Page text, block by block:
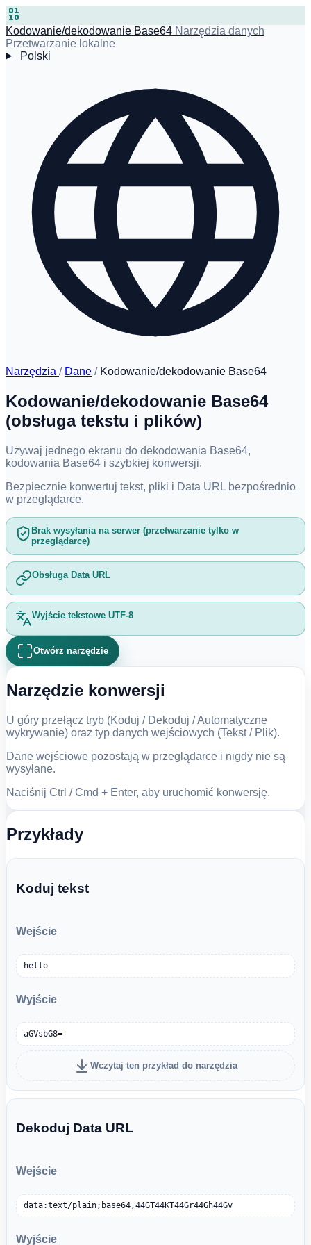
Kodowanie/dekodowanie Base64 Narzędzia danych
Przetwarzanie lokalne
Polski
Narzędzia / Dane / Kodowanie/dekodowanie Base64
Kodowanie/dekodowanie Base64
(obsługa tekstu i plików)
Używaj jednego ekranu do dekodowania Base64,
kodowania Base64 i szybkiej konwersji.
Bezpiecznie konwertuj tekst, pliki i Data URL bezpośrednio
w przeglądarce.
Brak wysyłania na serwer (przetwarzanie tylko w
przeglądarce)
Obsługa Data URL
Wyjście tekstowe UTF-8
Otwórz narzędzie
Narzędzie konwersji
U góry przełącz tryb (Koduj / Dekoduj / Automatyczne
wykrywanie) oraz typ danych wejściowych (Tekst / Plik).
Dane wejściowe pozostają w przeglądarce i nigdy nie są
wysyłane.
Naciśnij Ctrl / Cmd + Enter, aby uruchomić konwersję.
Przykłady
Koduj tekst
Wejście
hello
Wyjście
aGVsbG8=
Wczytaj ten przykład do narzędzia
Dekoduj Data URL
Wejście
data:text/plain;base64,44GT44KT44Gr44Gh44Gv
Wyjście